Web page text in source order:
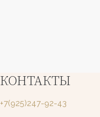
КОНТАКТЫ
+7(925)247-92-43